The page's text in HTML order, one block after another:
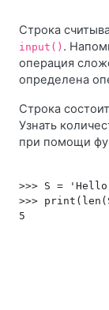
Строка
input() .
операция
определена
Строка
Узнать
при помощи
>>> S =
>>>